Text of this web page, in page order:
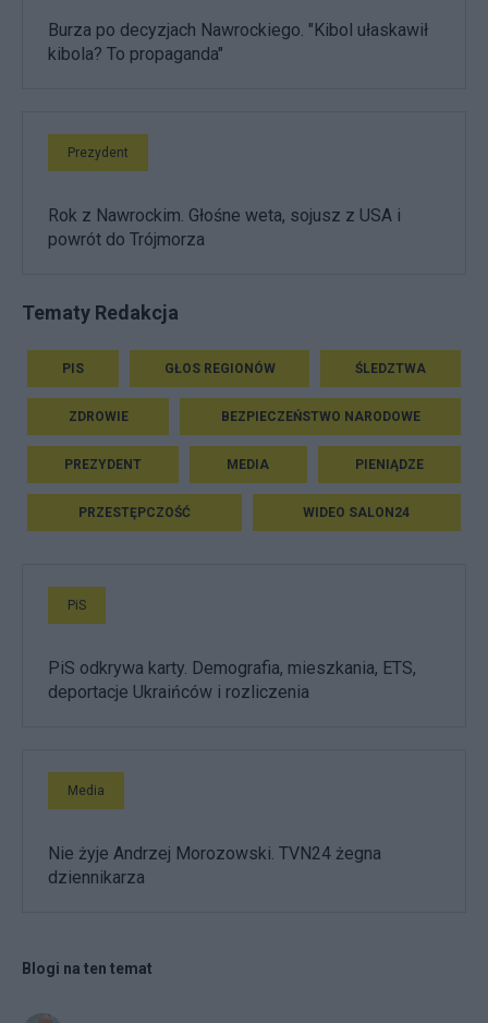
Burza po decyzjach Nawrockiego. "Kibol ułaskawił
kibola? To propaganda"
Prezydent
Rok z Nawrockim. Głośne weta, sojusz z USA i
powrót do Trójmorza
Tematy Redakcja
PIS GŁOS REGIONÓW ŚLEDZTWA
ZDROWIE BEZPIECZEŃSTWO NARODOWE
PREZYDENT MEDIA PIENIĄDZE
PRZESTĘPCZOŚĆ WIDEO SALON24
PiS
PiS odkrywa karty. Demografia, mieszkania, ETS,
deportacje Ukraińców i rozliczenia
Media
Nie żyje Andrzej Morozowski. TVN24 żegna
dziennikarza
Blogi na ten temat